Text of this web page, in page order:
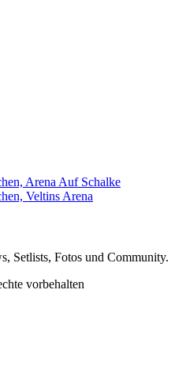
Arena Auf Schalke
Veltins Arena
Setlists, Fotos und Community.
vorbehalten